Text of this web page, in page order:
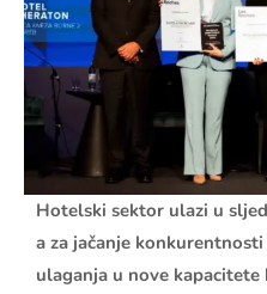
Hotelski sektor ulazi u
a za jačanje
ulaganja u nove kapacitete